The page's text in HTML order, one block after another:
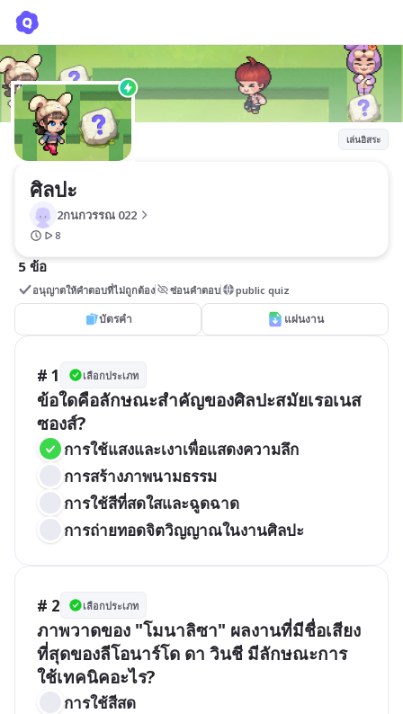
เล่นอิสระ
ศิลปะ
2กนกวรรณ 022
8
5 ข้อ
อนุญาตให้คำตอบที่ไม่ถูกต้อง ซ่อนคำตอบ public quiz
บัตรคำ แผ่นงาน
# 1 เลือกประเภท
ข้อใดคือลักษณะสำคัญของศิลปะสมัยเรอเนส
ซองส์?
การใช้แสงและเงาเพื่อแสดงความลึก
การสร้างภาพนามธรรม
การใช้สีที่สดใสและฉูดฉาด
การถ่ายทอดจิตวิญญาณในงานศิลปะ
# 2 เลือกประเภท
ภาพวาดของ "โมนาลิซา" ผลงานที่มีชื่อเสียง
ที่สุดของลีโอนาร์โด ดา วินชี มีลักษณะการ
ใช้เทคนิคอะไร?
การใช้สีสด